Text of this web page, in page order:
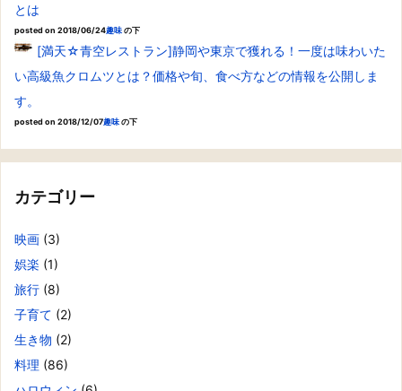
とは
posted on 2018/06/24趣味の下
[満天☆青空レストラン]静岡や東京で獲れる！一度は味わいた
い高級魚クロムツとは？価格や旬、食べ方などの情報を公開しま
す。
posted on 2018/12/07趣味の下
カテゴリー
映画 (3)
娯楽 (1)
旅行 (8)
子育て (2)
生き物 (2)
料理 (86)